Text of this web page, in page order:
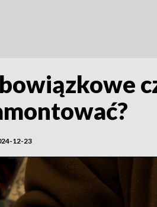
12-23